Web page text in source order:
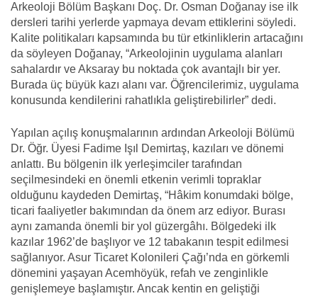
Arkeoloji Bölüm Başkanı Doç. Dr. Osman Doğanay ise ilk
dersleri tarihi yerlerde yapmaya devam ettiklerini söyledi.
Kalite politikaları kapsamında bu tür etkinliklerin artacağını
da söyleyen Doğanay, “Arkeolojinin uygulama alanları
sahalardır ve Aksaray bu noktada çok avantajlı bir yer.
Burada üç büyük kazı alanı var. Öğrencilerimiz, uygulama
konusunda kendilerini rahatlıkla geliştirebilirler” dedi.
Yapılan açılış konuşmalarının ardından Arkeoloji Bölümü
Dr. Öğr. Üyesi Fadime Işıl Demirtaş, kazıları ve dönemi
anlattı. Bu bölgenin ilk yerleşimciler tarafından
seçilmesindeki en önemli etkenin verimli topraklar
olduğunu kaydeden Demirtaş, “Hâkim konumdaki bölge,
ticari faaliyetler bakımından da önem arz ediyor. Burası
aynı zamanda önemli bir yol güzergâhı. Bölgedeki ilk
kazılar 1962’de başlıyor ve 12 tabakanın tespit edilmesi
sağlanıyor. Asur Ticaret Kolonileri Çağı’nda en görkemli
dönemini yaşayan Acemhöyük, refah ve zenginlikle
genişlemeye başlamıştır. Ancak kentin en geliştiği